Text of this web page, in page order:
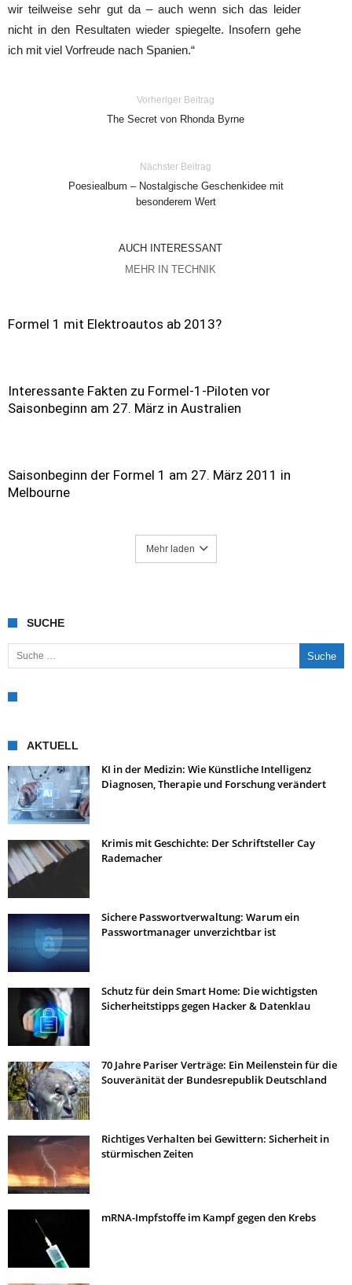
wir teilweise sehr gut da – auch wenn sich das leider
nicht in den Resultaten wieder spiegelte. Insofern gehe
ich mit viel Vorfreude nach Spanien.“
Vorheriger Beitrag
The Secret von Rhonda Byrne
Nächster Beitrag
Poesiealbum – Nostalgische Geschenkidee mit
besonderem Wert
AUCH INTERESSANT
MEHR IN TECHNIK
Formel 1 mit Elektroautos ab 2013?
Interessante Fakten zu Formel-1-Piloten vor
Saisonbeginn am 27. März in Australien
Saisonbeginn der Formel 1 am 27. März 2011 in
Melbourne
Mehr laden
SUCHE
Suche nach:
AKTUELL
KI in der Medizin: Wie Künstliche Intelligenz
Diagnosen, Therapie und Forschung verändert
Krimis mit Geschichte: Der Schriftsteller Cay
Rademacher
Sichere Passwortverwaltung: Warum ein
Passwortmanager unverzichtbar ist
Schutz für dein Smart Home: Die wichtigsten
Sicherheitstipps gegen Hacker & Datenklau
70 Jahre Pariser Verträge: Ein Meilenstein für die
Souveränität der Bundesrepublik Deutschland
Richtiges Verhalten bei Gewittern: Sicherheit in
stürmischen Zeiten
mRNA-Impfstoffe im Kampf gegen den Krebs